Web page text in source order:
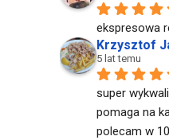
ekspresowa
Krzysztof
5 lat temu
super
pomaga na
polecam w